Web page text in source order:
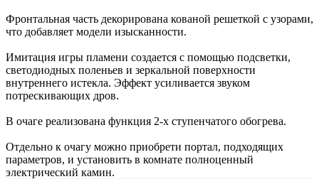
Фронтальная часть декорирована кованой решеткой с узорами,
что добавляет модели изысканности.
Имитация игры пламени создается с помощью подсветки,
светодиодных поленьев и зеркальной поверхности
внутреннего истекла. Эффект усиливается звуком
потрескивающих дров.
В очаге реализована функция 2-х ступенчатого обогрева.
Отдельно к очагу можно приобрети портал, подходящих
параметров, и установить в комнате полноценный
электрический камин.